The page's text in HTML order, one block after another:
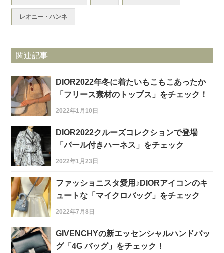
レオニー・ハンネ
関連記事
DIOR2022年冬に着たいもこもこあったか
「フリース素材のトップス」をチェック！
2022年1月10日
DIOR2022クルーズコレクションで登場
「パール付きハーネス」をチェック
2022年1月23日
ファッショニスタ愛用♪DIORアイコンのキ
ュートな「マイクロバッグ」をチェック
2022年7月8日
GIVENCHYの新エッセンシャルハンドバッ
グ「4G バッグ」をチェック！